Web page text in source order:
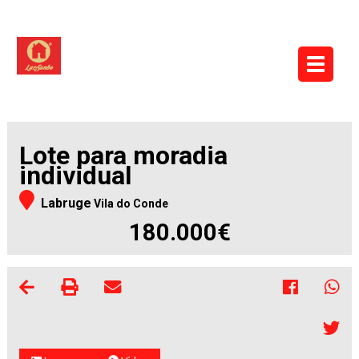
Lote para moradia
individual
Labruge Vila do Conde
180.000€